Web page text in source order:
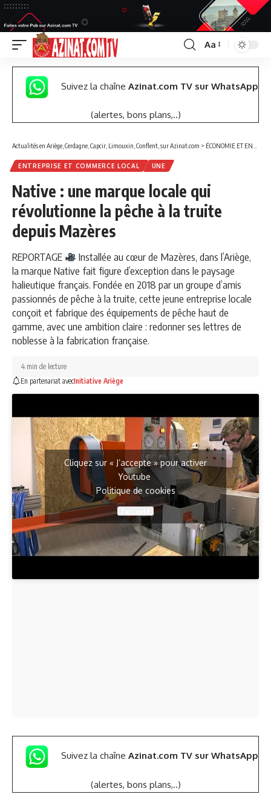
Font
Resizer
Aa
Suivez la chaîne Azinat.com TV sur WhatsApp
(alertes, bons plans,..)
Actualités en Ariège, Cerdagne, Capcir, Limouxin, Conflent, sur Azinat.com > ÉCONOMIE ET ENTREPRISES
ENTREPRISE ET COMMERCE LOCAL UNE
Native : une marque locale qui
révolutionne la pêche à la truite
depuis Mazères
REPORTAGE
Installée au cœur de Mazères, dans l’Ariège,
la marque Native fait figure d’exception dans le paysage
halieutique français. Fondée en 2018 par un groupe d’amis
passionnés de pêche à la truite, cette jeune entreprise locale
conçoit et fabrique des équipements de pêche haut de
gamme, avec une ambition claire : redonner ses lettres de
noblesse à la fabrication française.
En partenariat avecInitiative Ariège
4 min de lecture
Cliquez sur « J’accepte » pour activer
Youtube
Politique de cookies
Suivez la chaîne Azinat.com TV sur WhatsApp
(alertes, bons plans,..)